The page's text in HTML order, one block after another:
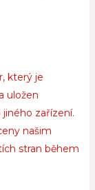
který je
uložen
zařízení.
našim
stran během